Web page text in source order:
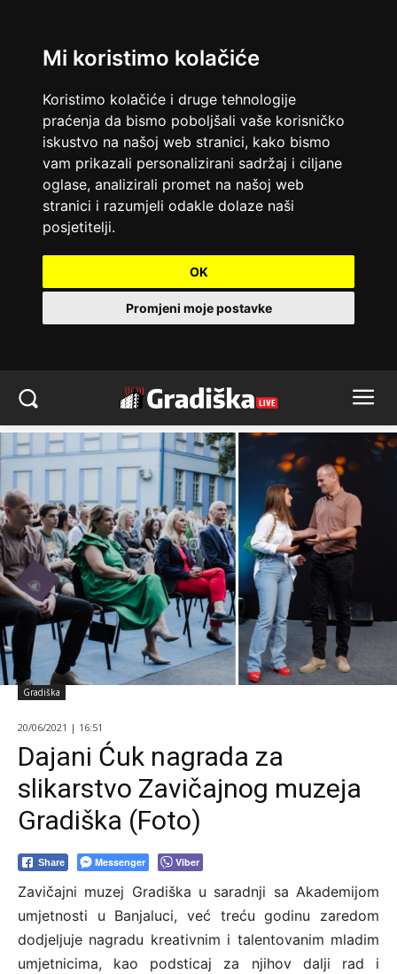
Mi koristimo kolačiće
Koristimo kolačiće i druge tehnologije
praćenja da bismo poboljšali vaše korisničko
iskustvo na našoj web stranici, kako bismo
vam prikazali personalizirani sadržaj i ciljane
oglase, analizirali promet na našoj web
stranici i razumjeli odakle dolaze naši
posjetitelji.
OK
Promjeni moje postavke
Gradiška
20/06/2021 | 16:51
Dajani Ćuk nagrada za
slikarstvo Zavičajnog muzeja
Gradiška (Foto)
Share Messenger Viber
Zavičajni muzej Gradiška u saradnji sa Akademijom
umjetnosti u Banjaluci, već treću godinu zaredom
dodjeljuje nagradu kreativnim i talentovanim mladim
umjetnicima, kao podsticaj za njihov dalji rad i